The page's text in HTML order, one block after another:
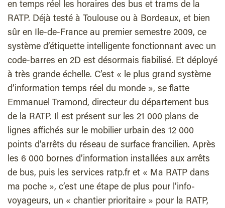
en temps réel les horaires des bus et trams de la
RATP. Déjà testé à Toulouse ou à Bordeaux, et bien
sûr en Ile-de-France au premier semestre 2009, ce
système d’étiquette intelligente fonctionnant avec un
code-barres en 2D est désormais fiabilisé. Et déployé
à très grande échelle. C’est « le plus grand système
d’information temps réel du monde », se flatte
Emmanuel Tramond, directeur du département bus
de la RATP. Il est présent sur les 21 000 plans de
lignes affichés sur le mobilier urbain des 12 000
points d’arrêts du réseau de surface francilien. Après
les 6 000 bornes d’information installées aux arrêts
de bus, puis les services ratp.fr et « Ma RATP dans
ma poche », c’est une étape de plus pour l’info-
voyageurs, un « chantier prioritaire » pour la RATP,